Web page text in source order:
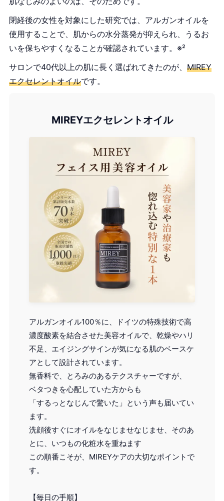
閉経後の女性を対象にした研究では、アルガンオイルを
使用することで、肌からの水分蒸発が抑えられ、うるお
いを保ちやすくなることが確認されています。※²
サロンで40代以上の肌に長く選ばれてきたのが、MIREY
エクセレントオイルです。
MIREYエクセレントオイル
アルガンオイル100％に、ドイツの特殊技術で高
濃度酸素を結合させた美容オイルで、乾燥やハリ
不足、エイジングサインが気になる肌のベースケ
アとして設計されています。
無香料で、とろみのあるテクスチャーですが、
ベタつきを心配していた方からも
「するっとなじんで驚いた」という声も届いてい
ます。
洗顔後すぐにオイルをなじませなじませ、そのあ
とに、いつもの化粧水を重ねます
この順番こそが、MIREYケアの大切なポイントで
す。
【毎日の手順】